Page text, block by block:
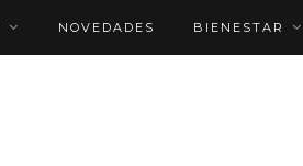
NOVEDADES BIENESTAR